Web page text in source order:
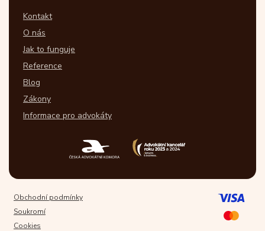
Kontakt
O nás
Jak to funguje
Reference
Blog
Zákony
Informace pro advokáty
Obchodní podmínky
Soukromí
Cookies